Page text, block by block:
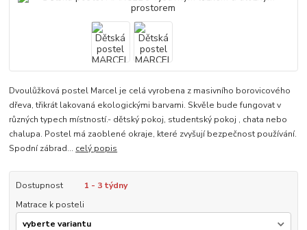
Dvoulůžková postel Marcel je celá vyrobena z masivního borovicového
dřeva, třikrát lakovaná ekologickými barvami. Skvěle bude fungovat v
různých typech místností.- dětský pokoj, studentský pokoj , chata nebo
chalupa. Postel má zaoblené okraje, které zvyšují bezpečnost používání.
Spodní zábrad... celý popis
Dostupnost
1 - 3 týdny
Matrace k posteli